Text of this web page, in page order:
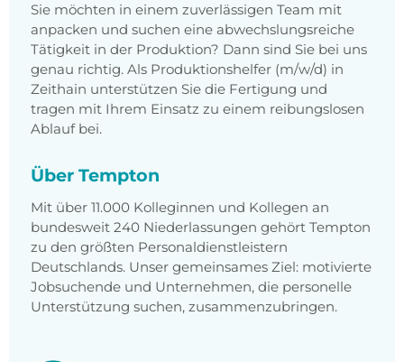
Sie möchten in einem zuverlässigen Team mit
anpacken und suchen eine abwechslungsreiche
Tätigkeit in der Produktion? Dann sind Sie bei uns
genau richtig. Als Produktionshelfer (m/w/d) in
Zeithain unterstützen Sie die Fertigung und
tragen mit Ihrem Einsatz zu einem reibungslosen
Ablauf bei.
Über Tempton
Mit über 11.000 Kolleginnen und Kollegen an
bundesweit 240 Niederlassungen gehört Tempton
zu den größten Personaldienstleistern
Deutschlands. Unser gemeinsames Ziel: motivierte
Jobsuchende und Unternehmen, die personelle
Unterstützung suchen, zusammenzubringen.